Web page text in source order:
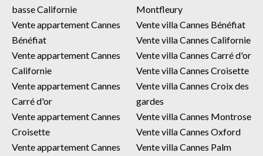
basse Californie
Vente appartement Cannes
Bénéfiat
Vente appartement Cannes
Californie
Vente appartement Cannes
Carré d'or
Vente appartement Cannes
Croisette
Vente appartement Cannes
Montfleury
Vente villa Cannes Bénéfiat
Vente villa Cannes Californie
Vente villa Cannes Carré d'or
Vente villa Cannes Croisette
Vente villa Cannes Croix des
gardes
Vente villa Cannes Montrose
Vente villa Cannes Oxford
Vente villa Cannes Palm